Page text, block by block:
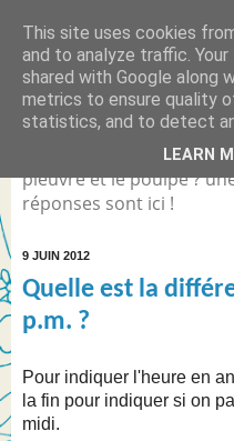
Quelle est
entre... ?
Différence entre Coca
pieuvre et le poulpe ?
réponses sont ici !
9 JUIN 2012
Quelle est la
p.m. ?
Pour indiquer l'heure en
la fin pour indiquer si on
midi.
This site uses cookies
and to analyze traffic.
shared with Google along
metrics to ensure quality
statistics, and to detect
LEARN